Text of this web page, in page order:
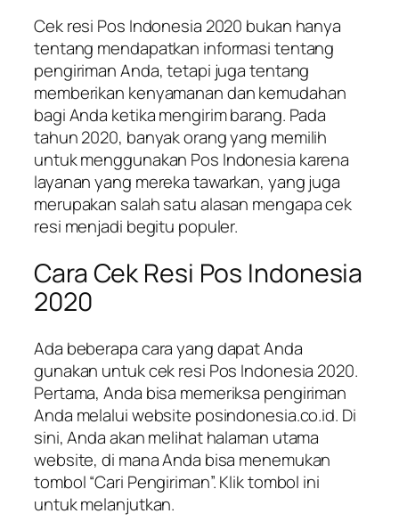
Cek resi Pos Indonesia 2020 bukan hanya
tentang mendapatkan informasi tentang
pengiriman Anda, tetapi juga tentang
memberikan kenyamanan dan kemudahan
bagi Anda ketika mengirim barang. Pada
tahun 2020, banyak orang yang memilih
untuk menggunakan Pos Indonesia karena
layanan yang mereka tawarkan, yang juga
merupakan salah satu alasan mengapa cek
resi menjadi begitu populer.
Cara Cek Resi Pos Indonesia
2020
Ada beberapa cara yang dapat Anda
gunakan untuk cek resi Pos Indonesia 2020.
Pertama, Anda bisa memeriksa pengiriman
Anda melalui website posindonesia.co.id. Di
sini, Anda akan melihat halaman utama
website, di mana Anda bisa menemukan
tombol “Cari Pengiriman”. Klik tombol ini
untuk melanjutkan.